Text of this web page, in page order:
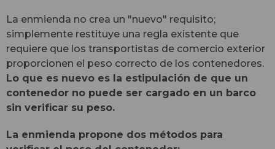
La enmienda no crea un "nuevo" requisito;
simplemente restituye una regla existente que
requiere que los transportistas de comercio exterior
proporcionen el peso correcto de los contenedores.
Lo que es nuevo es la estipulación de que un
contenedor no puede ser cargado en un barco
sin verificar su peso.
La enmienda propone dos métodos para